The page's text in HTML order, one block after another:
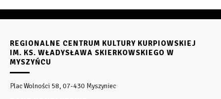
REGIONALNE CENTRUM KULTURY KURPIOWSKIEJ
IM. KS. WŁADYSŁAWA SKIERKOWSKIEGO W
MYSZYŃCU
Plac Wolności 58, 07-430 Myszyniec